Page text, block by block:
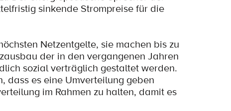
sinkende Strompreise für die
Netzentgelte, sie machen bis zu
der in den vergangenen Jahren
sozial verträglich gestaltet werden.
dass es eine Umverteilung geben
im Rahmen zu halten, damit es